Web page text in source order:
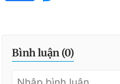
Bình luận (0)